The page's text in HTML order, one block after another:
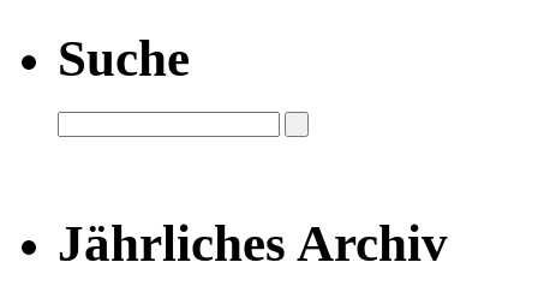
Suche
Jährliches Archiv